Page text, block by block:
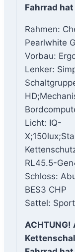
Fahrrad
Rahmen:
Pearlwhite
Vorbau:
Lenker:
Licht: IQ-
RL45.5-
Schloss:
BES3 CHP
Sattel: